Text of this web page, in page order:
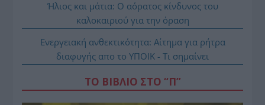
Ήλιος και μάτια: Ο αόρατος κίνδυνος του
καλοκαιριού για την όραση
Ενεργειακή ανθεκτικότητα: Αίτημα για ρήτρα
διαφυγής απο το ΥΠΟΙΚ - Τι σημαίνει
ΤΟ ΒΙΒΛΙΟ ΣΤΟ “Π”